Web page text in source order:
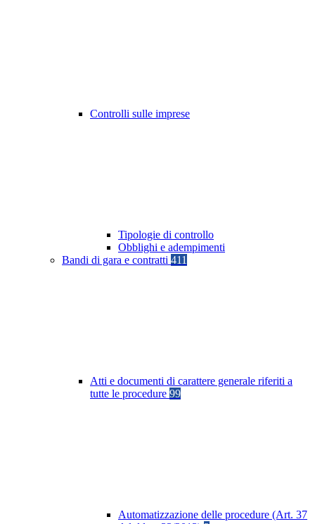
Controlli sulle imprese
Tipologie di controllo
Obblighi e adempimenti
Bandi di gara e contratti 411
Atti e documenti di carattere generale riferiti a
tutte le procedure 99
Automatizzazione delle procedure (Art. 37